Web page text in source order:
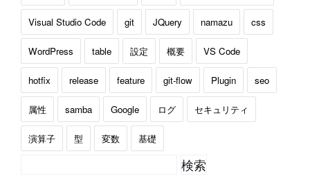
Visual Studio Code git JQuery namazu css
WordPress table 設定 概要 VS Code
hotfix release feature git-flow Plugin seo
属性 samba Google ログ セキュリティ
演算子 型 変数 基礎